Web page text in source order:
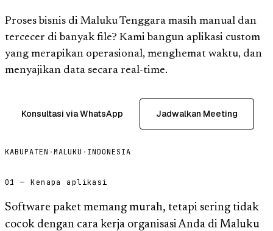
Proses bisnis di Maluku Tenggara masih manual dan
tercecer di banyak file? Kami bangun aplikasi custom
yang merapikan operasional, menghemat waktu, dan
menyajikan data secara real-time.
Konsultasi via WhatsApp Jadwalkan Meeting
KABUPATEN ·MALUKU · INDONESIA
01 — Kenapa aplikasi
Software paket memang murah, tetapi sering tidak
cocok dengan cara kerja organisasi Anda di Maluku